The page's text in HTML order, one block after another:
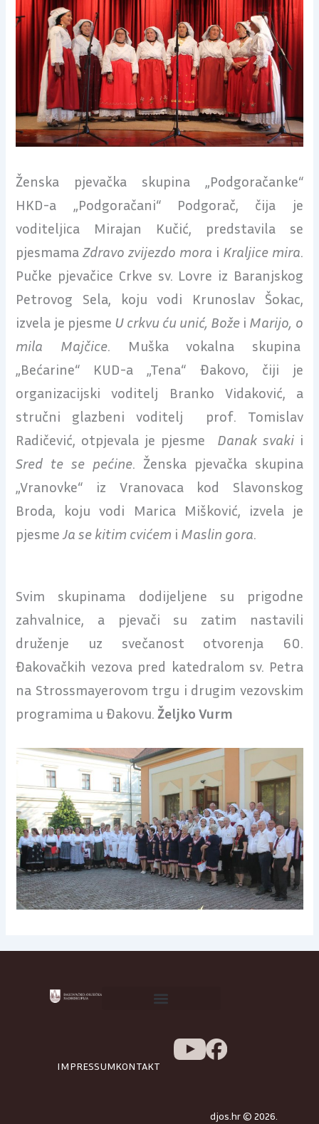
Ženska pjevačka skupina „Podgoračanke“
HKD-a „Podgoračani“ Podgorač, čija je
voditeljica Mirajan Kučić, predstavila se
pjesmamaZdravo zvijezdo mora i Kraljice mira.
Pučke pjevačice Crkve sv. Lovre iz Baranjskog
Petrovog Sela, koju vodi Krunoslav Šokac,
izvela je pjesme U crkvu ću unić, Bože i Marijo, o
mila Majčice. Muška vokalna skupina
„Bećarine“ KUD-a „Tena“ Đakovo, čiji je
organizacijski voditelj Branko Vidaković, a
stručni glazbeni voditelj prof. Tomislav
Radičević, otpjevala je pjesme Danak svakii
Sred te se pećine. Ženska pjevačka skupina
„Vranovke“ iz Vranovaca kod Slavonskog
Broda, koju vodi Marica Mišković, izvela je
pjesmeJa se kitim cvićem i Maslin gora.
Svim skupinama dodijeljene su prigodne
zahvalnice, a pjevači su zatim nastavili
druženje uz svečanost otvorenja 60.
Đakovačkih vezova pred katedralom sv. Petra
na Strossmayerovom trgu i drugim vezovskim
programima u Đakovu.Željko Vurm
IMPRESSUMKONTAKT
djos.hr © 2026.